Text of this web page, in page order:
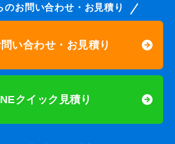
のお問い合わせ・お見積り
い合わせ・お見積り
クイック見積り